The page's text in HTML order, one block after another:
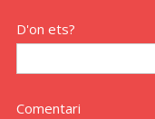
D'on ets?
Comentari